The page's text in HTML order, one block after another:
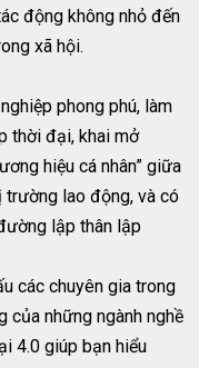
động không nhỏ đến
xã hội.
phong phú, làm
thời đại, khai mở
hiệu cá nhân” giữa
trường lao động, và có
lập thân lập
các chuyên gia trong
của những ngành nghề
4.0 giúp bạn hiểu